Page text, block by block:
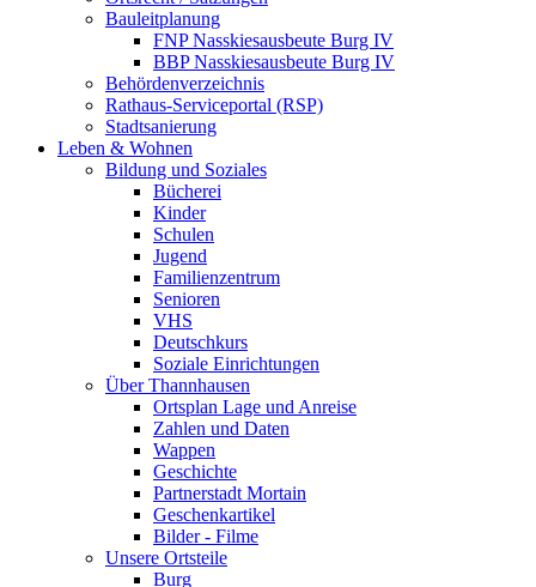
Bauleitplanung
FNP Nasskiesausbeute Burg IV
BBP Nasskiesausbeute Burg IV
Behördenverzeichnis
Rathaus-Serviceportal (RSP)
Stadtsanierung
Leben & Wohnen
Bildung und Soziales
Bücherei
Kinder
Schulen
Jugend
Familienzentrum
Senioren
VHS
Deutschkurs
Soziale Einrichtungen
Über Thannhausen
Ortsplan Lage und Anreise
Zahlen und Daten
Wappen
Geschichte
Partnerstadt Mortain
Geschenkartikel
Bilder - Filme
Unsere Ortsteile
Burg